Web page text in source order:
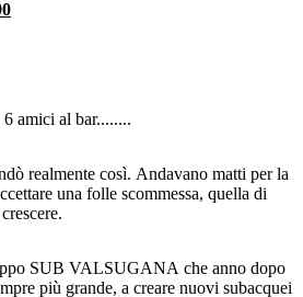
amici al bar........
realmente così. Andavano matti per la
una folle scommessa, quella di
SUB VALSUGANA che anno dopo
più grande, a creare nuovi subacquei